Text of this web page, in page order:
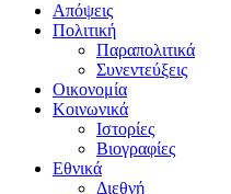
Απόψεις
Πολιτική
Παραπολιτικά
Συνεντεύξεις
Οικονομία
Κοινωνικά
Ιστορίες
Βιογραφίες
Εθνικά
Διεθνή